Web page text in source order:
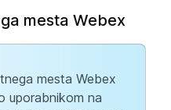
mesta Webex
mesta Webex
uporabnikom na